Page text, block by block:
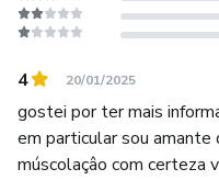
4 20/01/2025
gostei por ter mais
em particular sou
múscolaçâo com certeza